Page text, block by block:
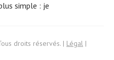
simple : je
droits réservés. | Légal |